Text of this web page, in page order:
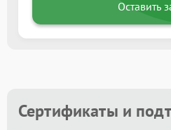
Оставить
Сертификаты и